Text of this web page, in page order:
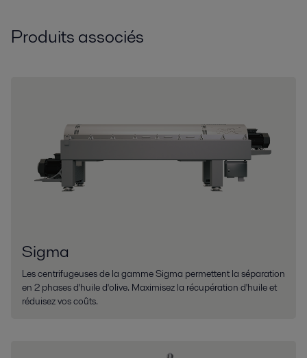
Produits associés
Sigma
Les centrifugeuses de la gamme Sigma permettent la séparation
en 2 phases d'huile d'olive. Maximisez la récupération d'huile et
réduisez vos coûts.